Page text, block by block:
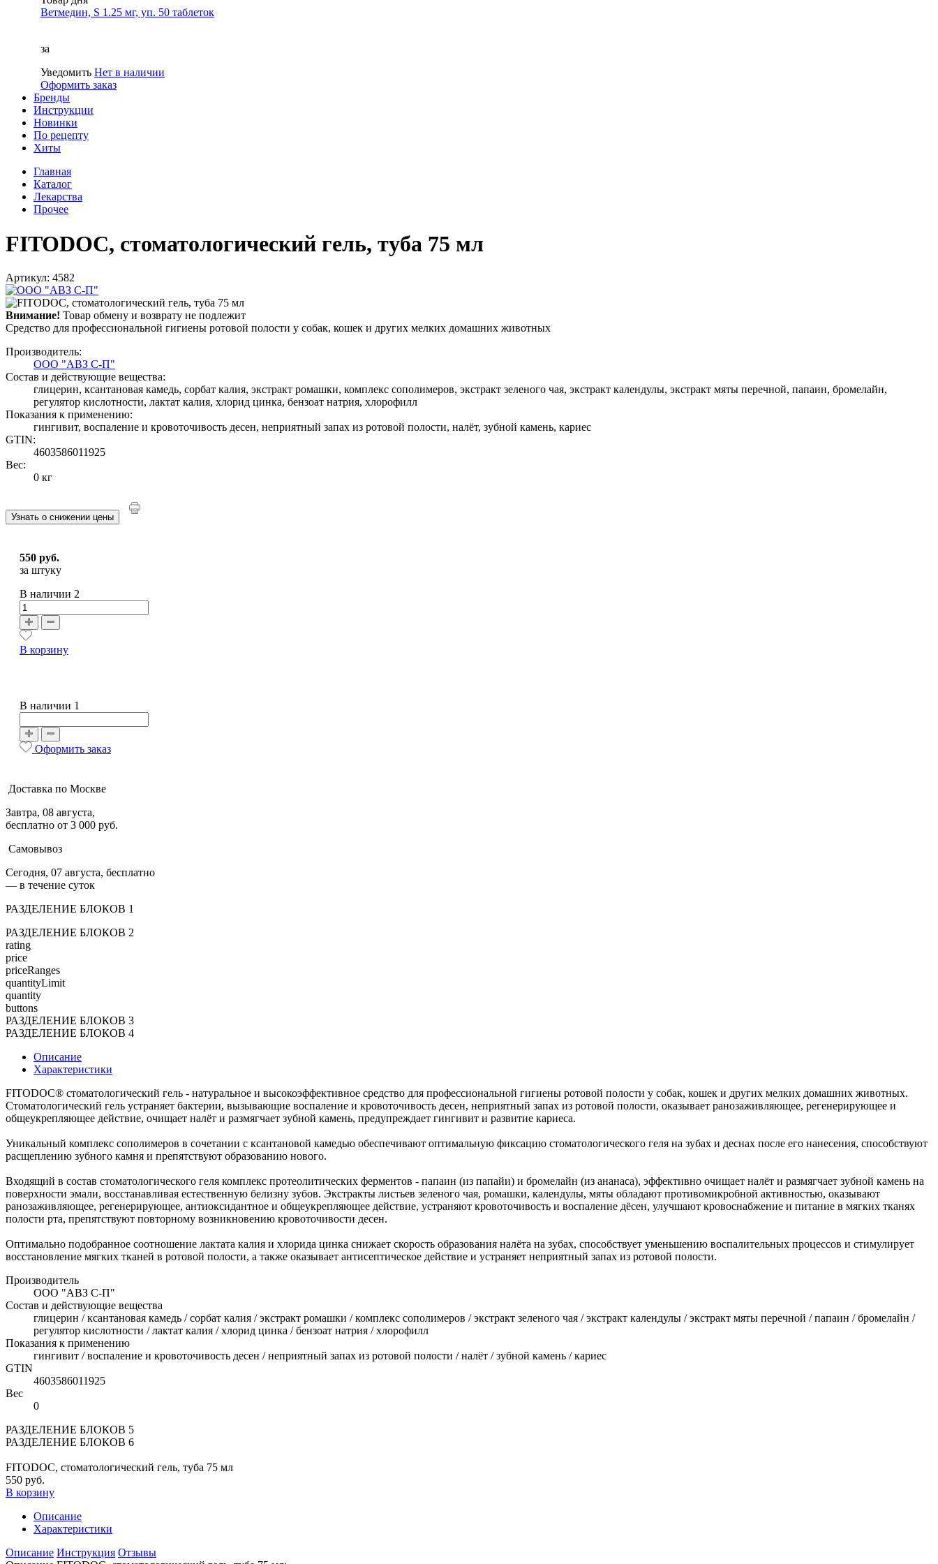
Ветмедин, S 1.25 мг, уп. 50 таблеток
за
Уведомить Нет в наличии
Оформить заказ
Бренды
Инструкции
Новинки
По рецепту
Хиты
Главная
Каталог
Лекарства
Прочее
FITODOC, стоматологический гель, туба 75 мл
Артикул: 4582
Внимание! Товар обмену и возврату не подлежит
Средство для профессиональной гигиены ротовой полости у собак, кошек и других мелких домашних животных
Производитель:
ООО "АВЗ С-П"
Состав и действующие вещества:
глицерин, ксантановая камедь, сорбат калия, экстракт ромашки, комплекс сополимеров, экстракт зеленого чая, экстракт календулы, экстракт мяты перечной, папаин, бромелайн,
регулятор кислотности, лактат калия, хлорид цинка, бензоат натрия, хлорофилл
Показания к применению:
гингивит, воспаление и кровоточивость десен, неприятный запах из ротовой полости, налёт, зубной камень, кариес
GTIN:
4603586011925
Вес:
0 кг
Узнать о снижении цены
550 руб.
за штуку
В наличии 2
В корзину
В наличии 1
Оформить заказ
Доставка по Москве
Завтра, 08 августа,
бесплатно от 3 000 руб.
Самовывоз
Сегодня, 07 августа, бесплатно
— в течение суток
РАЗДЕЛЕНИЕ БЛОКОВ 1
РАЗДЕЛЕНИЕ БЛОКОВ 2
rating
price
priceRanges
quantityLimit
quantity
buttons
РАЗДЕЛЕНИЕ БЛОКОВ 3
РАЗДЕЛЕНИЕ БЛОКОВ 4
Описание
Характеристики
FITODOC® стоматологический гель - натуральное и высокоэффективное средство для профессиональной гигиены ротовой полости у собак, кошек и других мелких домашних животных.
Стоматологический гель устраняет бактерии, вызывающие воспаление и кровоточивость десен, неприятный запах из ротовой полости, оказывает ранозаживляющее, регенерирующее и
общеукрепляющее действие, очищает налёт и размягчает зубной камень, предупреждает гингивит и развитие кариеса.
Уникальный комплекс сополимеров в сочетании с ксантановой камедью обеспечивают оптимальную фиксацию стоматологического геля на зубах и деснах после его нанесения, способствуют
расщеплению зубного камня и препятствуют образованию нового.
Входящий в состав стоматологического геля комплекс протеолитических ферментов - папаин (из папайи) и бромелайн (из ананаса), эффективно очищает налёт и размягчает зубной камень на
поверхности эмали, восстанавливая естественную белизну зубов. Экстракты листьев зеленого чая, ромашки, календулы, мяты обладают противомикробной активностью, оказывают
ранозаживляющее, регенерирующее, антиоксидантное и общеукрепляющее действие, устраняют кровоточивость и воспаление дёсен, улучшают кровоснабжение и питание в мягких тканях
полости рта, препятствуют повторному возникновению кровоточивости десен.
Оптимально подобранное соотношение лактата калия и хлорида цинка снижает скорость образования налёта на зубах, способствует уменьшению воспалительных процессов и стимулирует
восстановление мягких тканей в ротовой полости, а также оказывает антисептическое действие и устраняет неприятный запах из ротовой полости.
Производитель
ООО "АВЗ С-П"
Состав и действующие вещества
глицерин / ксантановая камедь / сорбат калия / экстракт ромашки / комплекс сополимеров / экстракт зеленого чая / экстракт календулы / экстракт мяты перечной / папаин / бромелайн /
регулятор кислотности / лактат калия / хлорид цинка / бензоат натрия / хлорофилл
Показания к применению
гингивит / воспаление и кровоточивость десен / неприятный запах из ротовой полости / налёт / зубной камень / кариес
GTIN
4603586011925
Вес
0
РАЗДЕЛЕНИЕ БЛОКОВ 5
РАЗДЕЛЕНИЕ БЛОКОВ 6
FITODOC, стоматологический гель, туба 75 мл
550 руб.
В корзину
Описание
Характеристики
Описание Инструкция Отзывы